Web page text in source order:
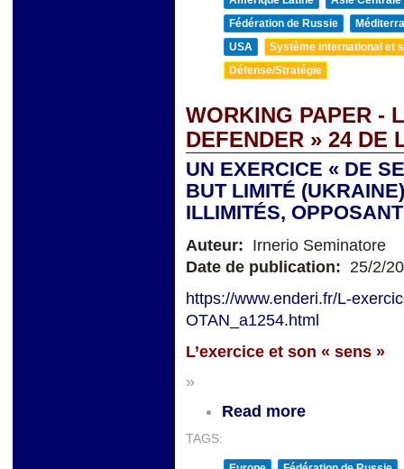
Fédération de Russie
USA
Système international et
Défense/Stratégie
WORKING PAPER -
DEFENDER » 24 DE
UN EXERCICE « DE
BUT LIMITÉ
ILLIMITÉS,
Auteur: Irnerio Seminatore
Date de publication: 25/2/
https://www.enderi.fr/L-
OTAN_a1254.html
L’exercice et son « sens »
»
Read more
TAGS: